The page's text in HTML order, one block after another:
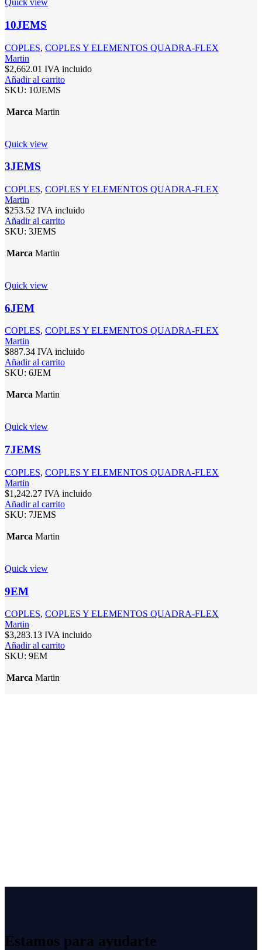
Quick view
10JEMS
COPLES, COPLES Y ELEMENTOS QUADRA-FLEX
Martin
$2,662.01 IVA incluido
Añadir al carrito
SKU: 10JEMS
Marca Martin
Quick view
3JEMS
COPLES, COPLES Y ELEMENTOS QUADRA-FLEX
Martin
$253.52 IVA incluido
Añadir al carrito
SKU: 3JEMS
Marca Martin
Quick view
6JEM
COPLES, COPLES Y ELEMENTOS QUADRA-FLEX
Martin
$887.34 IVA incluido
Añadir al carrito
SKU: 6JEM
Marca Martin
Quick view
7JEMS
COPLES, COPLES Y ELEMENTOS QUADRA-FLEX
Martin
$1,242.27 IVA incluido
Añadir al carrito
SKU: 7JEMS
Marca Martin
Quick view
9EM
COPLES, COPLES Y ELEMENTOS QUADRA-FLEX
Martin
$3,283.13 IVA incluido
Añadir al carrito
SKU: 9EM
Marca Martin
Estamos para ayudarte